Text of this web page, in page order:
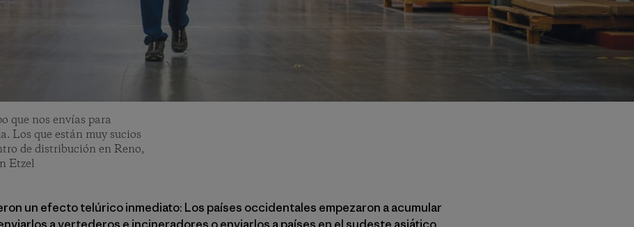
que nos envías para
Los que están muy sucios
de distribución en Reno,
Etzel
un efecto telúrico inmediato: Los países occidentales empezaron a acumular